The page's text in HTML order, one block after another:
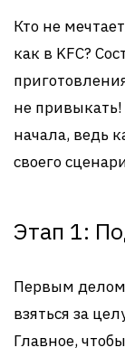
Кто не
как в KFC?
не привыкать!
начала, ведь
своего
Этап 1:
Первым
взяться за
Главное,